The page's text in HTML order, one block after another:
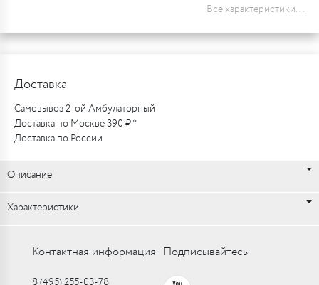
Все характеристики...
Доставка
Самовывоз 2-ой Амбулаторный
Доставка по Москве 390 ₽ *
Доставка по России
Описание
Характеристики
Контактная информация
8 (495) 255-03-78
Подписывайтесь